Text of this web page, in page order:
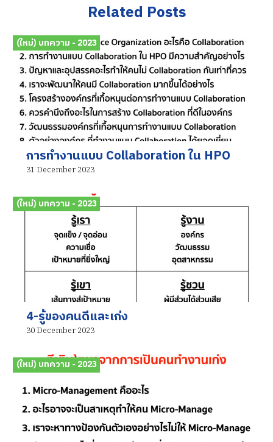
Related Posts
(ใหม่) บทความ - 2023
การทำงานแบบ Collaboration ใน HPO
31 December 2023
(ใหม่) บทความ - 2023
4-รู้ของคนดีและเก่ง
30 December 2023
(ใหม่) บทความ - 2023